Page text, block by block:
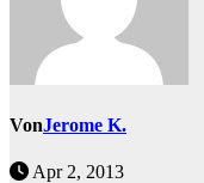
VonJerome K.
Apr 2, 2013